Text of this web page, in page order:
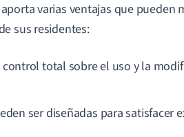
varias ventajas que pueden
sus residentes:
total sobre el uso y la
ser diseñadas para satisfacer